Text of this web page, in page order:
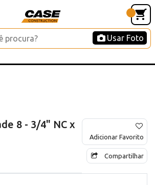
Usar Foto
8 - 3/4" NC x
Adicionar Favorito
Compartilhar